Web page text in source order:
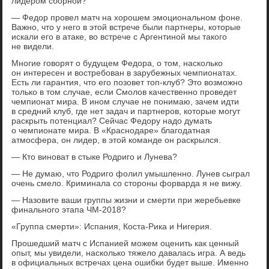
— Федор провел матч на хорошем эмоциональном фоне.
Важно, что у него в этой встрече были партнеры, которые
искали его в атаке, во встрече с Аргентиной мы такого
не видели.
Многие говорят о будущем Федора, о том, насколько
он интересен и востребован в зарубежных чемпионатах.
Есть ли гарантия, что его позовет топ-клуб? Это возможно
только в том случае, если Смолов качественно проведет
чемпионат мира. В ином случае не понимаю, зачем идти
в средний клуб, где нет задач и партнеров, которые могут
раскрыть потенциал? Сейчас Федору надо думать
о чемпионате мира. В «Краснодаре» благодатная
атмосфера, он лидер, в этой команде он раскрылся.
— Кто виноват в стыке Родриго и Лунева?
— Не думаю, что Родриго фолил умышленно. Лунев сыграл
очень смело. Криминала со стороны форварда я не вижу.
— Назовите ваши группы жизни и смерти при жеребьевке
финального этапа ЧМ-2018?
«Группа смерти»: Испания, Коста-Рика и Нигерия.
Прошедший матч с Испанией можем оценить как ценный
опыт, мы увидели, насколько тяжело давалась игра. А ведь
в официальных встречах цена ошибки будет выше. Именно